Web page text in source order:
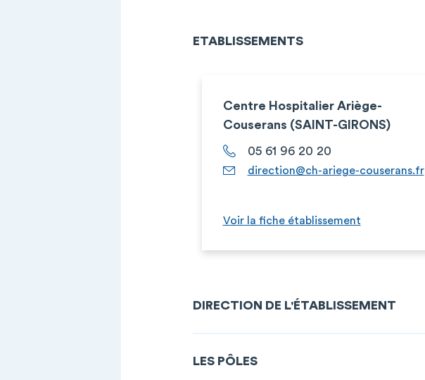
ETABLISSEMENTS
Centre Hospitalier Ariège-
Couserans (SAINT-GIRONS)
05 61 96 20 20
direction@ch-ariege-couserans.fr
Voir la fiche établissement
DIRECTION DE L'ÉTABLISSEMENT
LES PÔLES